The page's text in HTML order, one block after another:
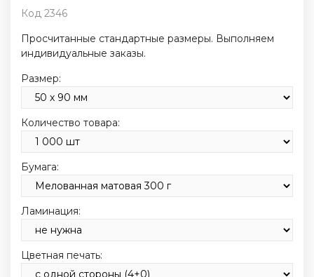
Код 2346
Просчитанные стандартные размеры. Выполняем
индивидуальные заказы.
Размер:
Количество товара:
Бумага:
Ламинация:
Цветная печать: